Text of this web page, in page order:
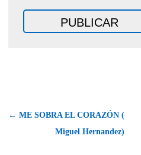
← ME SOBRA EL CORAZÓN (
Miguel Hernandez)